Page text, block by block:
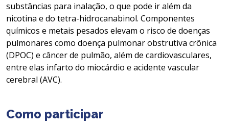
substâncias para inalação, o que pode ir além da
nicotina e do tetra-hidrocanabinol. Componentes
químicos e metais pesados elevam o risco de doenças
pulmonares como doença pulmonar obstrutiva crônica
(DPOC) e câncer de pulmão, além de cardiovasculares,
entre elas infarto do miocárdio e acidente vascular
cerebral (AVC).
Como participar